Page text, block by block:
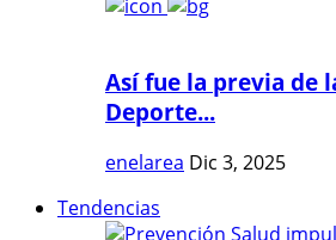
Así fue la previa de
Deporte...
enelarea Dic 3, 2025
Tendencias